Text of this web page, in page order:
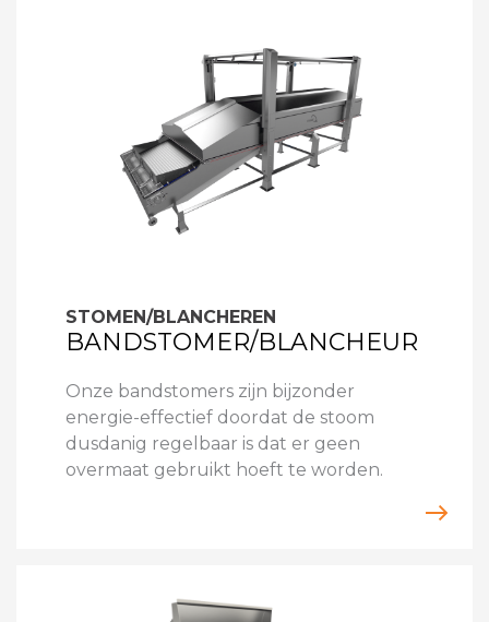
STOMEN/BLANCHEREN
BANDSTOMER/BLANCHEUR
Onze bandstomers zijn bijzonder
energie-effectief doordat de stoom
dusdanig regelbaar is dat er geen
overmaat gebruikt hoeft te worden.